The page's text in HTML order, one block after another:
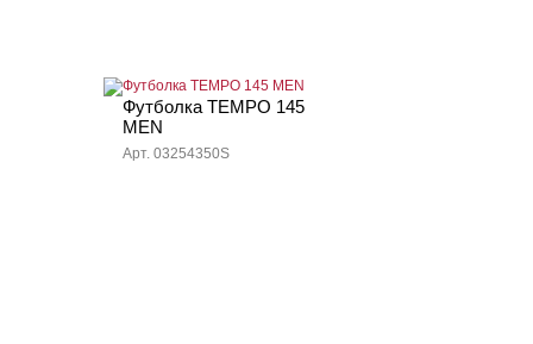
Футболка TEMPO 145
MEN
Арт. 03254350S